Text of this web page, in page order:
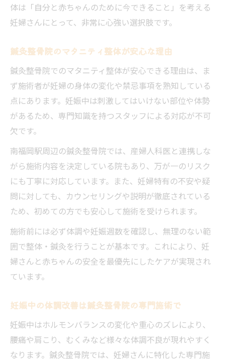
体は「自分と赤ちゃんのために今できること」を考える
妊婦さんにとって、非常に心強い選択肢です。
鍼灸整骨院のマタニティ整体が安心な理由
鍼灸整骨院でのマタニティ整体が安心できる理由は、ま
ず施術者が妊婦の身体の変化や禁忌事項を熟知している
点にあります。妊娠中は刺激してはいけない部位や体勢
があるため、専門知識を持つスタッフによる対応が不可
欠です。
南福岡駅周辺の鍼灸整骨院では、産婦人科医と連携しな
がら施術内容を決定している院もあり、万が一のリスク
にも丁寧に対応しています。また、妊婦特有の不安や疑
問に対しても、カウンセリングや説明が徹底されている
ため、初めての方でも安心して施術を受けられます。
施術前には必ず体調や妊娠週数を確認し、無理のない範
囲で整体・鍼灸を行うことが基本です。これにより、妊
婦さんと赤ちゃんの安全を最優先にしたケアが実現され
ています。
妊娠中の体調改善は鍼灸整骨院の専門施術で
妊娠中はホルモンバランスの変化や重心のズレにより、
腰痛や肩こり、むくみなど様々な体調不良が現れやすく
なります。鍼灸整骨院では、妊婦さんに特化した専門施